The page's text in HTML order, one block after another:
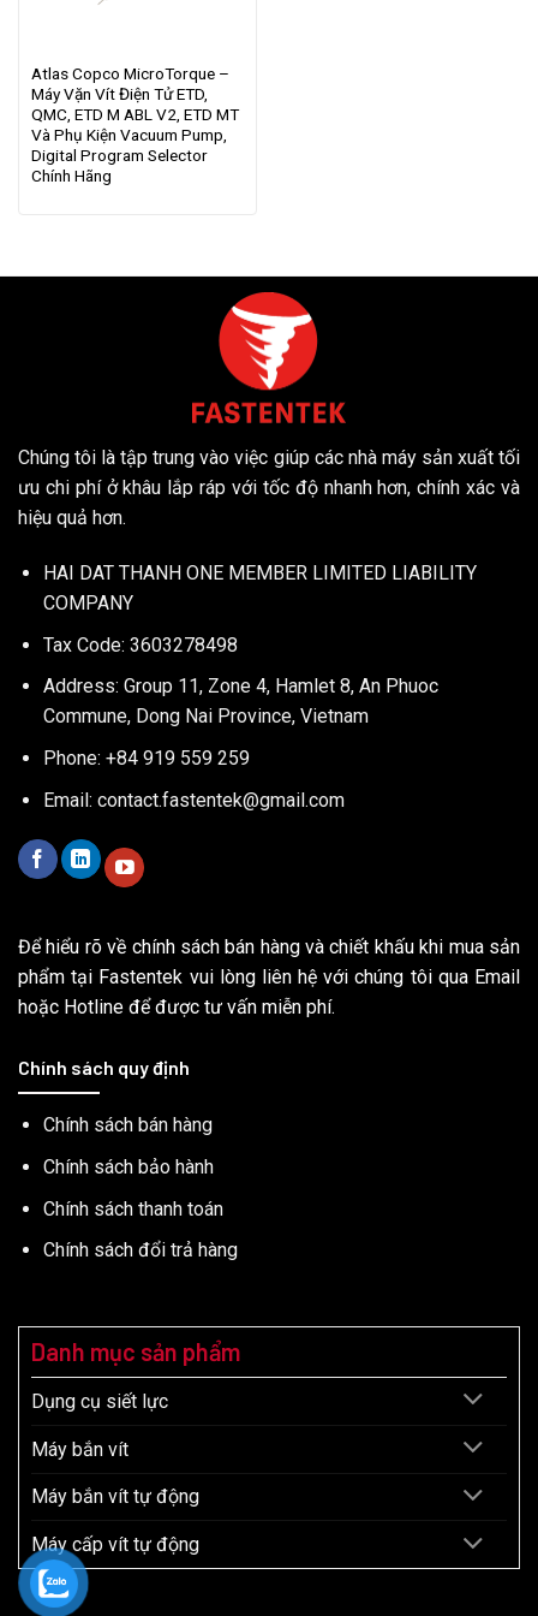
Atlas Copco MicroTorque –
Máy Vặn Vít Điện Tử ETD,
QMC, ETD M ABL V2, ETD MT
Và Phụ Kiện Vacuum Pump,
Digital Program Selector
Chính Hãng
Chúng tôi là tập trung vào việc giúp các nhà máy sản xuất tối
ưu chi phí ở khâu lắp ráp với tốc độ nhanh hơn, chính xác và
hiệu quả hơn.
HAI DAT THANH ONE MEMBER LIMITED LIABILITY
COMPANY
Tax Code: 3603278498
Address: Group 11, Zone 4, Hamlet 8, An Phuoc
Commune, Dong Nai Province, Vietnam
Phone: +84 919 559 259
Email: contact.fastentek@gmail.com
Để hiểu rõ về chính sách bán hàng và chiết khấu khi mua sản
phẩm tại Fastentek vui lòng liên hệ với chúng tôi qua Email
hoặc Hotline để được tư vấn miễn phí.
Chính sách quy định
Chính sách bán hàng
Chính sách bảo hành
Chính sách thanh toán
Chính sách đổi trả hàng
Danh mục sản phẩm
Dụng cụ siết lực
Máy bắn vít
Máy bắn vít tự động
Máy cấp vít tự động